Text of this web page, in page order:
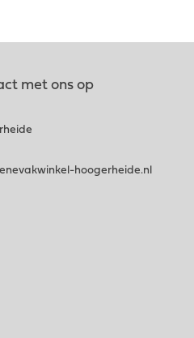
met ons op
hoogerheide.nl